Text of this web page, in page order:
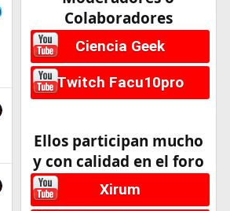
Colaboradores
Ciencia Geek
Twitch Facu10pro
Ellos participan mucho
y con calidad en el foro
Xirum